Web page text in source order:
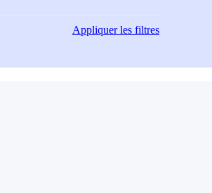
Appliquerles filtres